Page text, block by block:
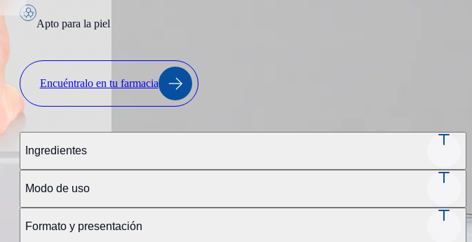
Apto para la piel
Encuéntralo en tu farmacia
Ingredientes
Modo de uso
Formato y presentación